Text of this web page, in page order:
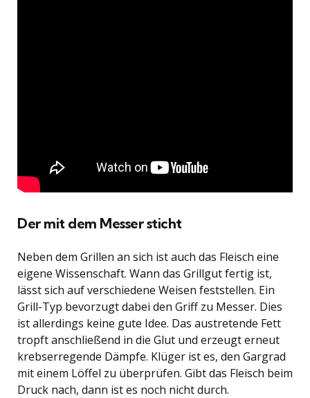
Der mit dem Messer sticht
Neben dem Grillen an sich ist auch das Fleisch eine
eigene Wissenschaft. Wann das Grillgut fertig ist,
lässt sich auf verschiedene Weisen feststellen. Ein
Grill-Typ bevorzugt dabei den Griff zu Messer. Dies
ist allerdings keine gute Idee. Das austretende Fett
tropft anschließend in die Glut und erzeugt erneut
krebserregende Dämpfe. Klüger ist es, den Gargrad
mit einem Löffel zu überprüfen. Gibt das Fleisch beim
Druck nach, dann ist es noch nicht durch.